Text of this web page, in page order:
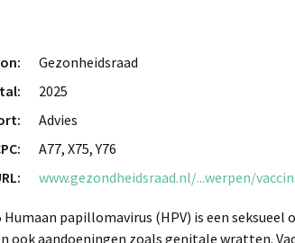
Gezonheidsraad
2025
Advies
A77, X75, Y76
www.gezondheidsraad.nl/...werpen/
Humaan papillomavirus (HPV) is een
ook aandoeningen zoals genitale wratten.